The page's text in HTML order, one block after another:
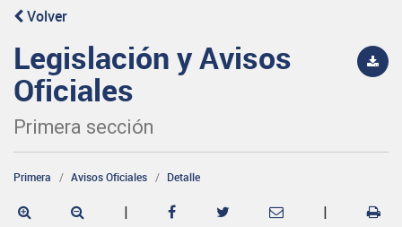
Volver
Legislación y Avisos
Oficiales
Primera sección
Primera Avisos Oficiales Detalle
| |